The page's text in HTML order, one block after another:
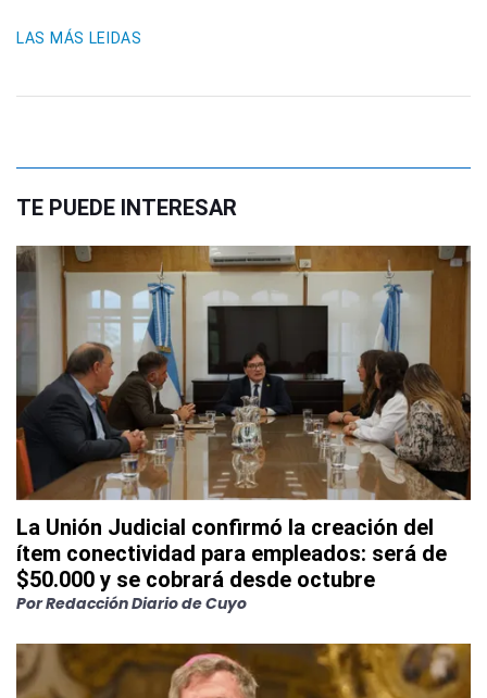
LAS MÁS LEIDAS
TE PUEDE INTERESAR
La Unión Judicial confirmó la creación del
ítem conectividad para empleados: será de
$50.000 y se cobrará desde octubre
PorRedacción Diario de Cuyo